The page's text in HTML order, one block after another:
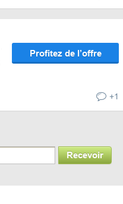
Profitez de l’offre
+1
Recevoir